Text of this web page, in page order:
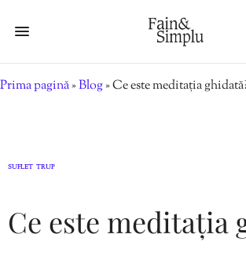
Prima pagină»Blog»Ce este meditația
SUFLET TRUP
Ce este meditația